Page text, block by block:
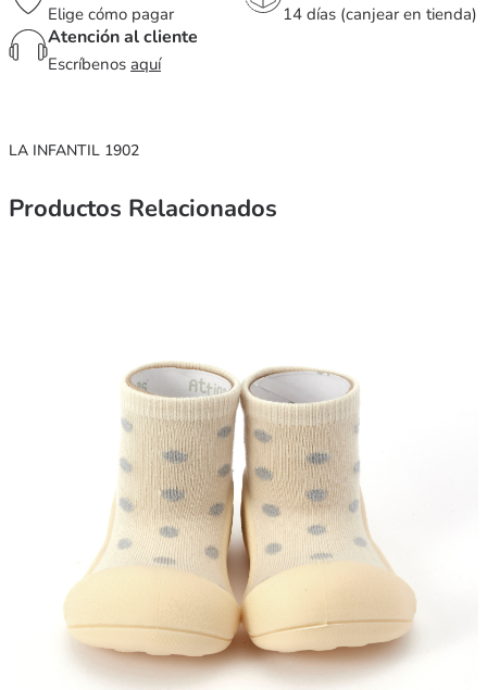
Elige cómo pagar 14 días (canjear en tienda)
Atención al cliente
Escríbenos aquí
LA INFANTIL 1902
Productos Relacionados